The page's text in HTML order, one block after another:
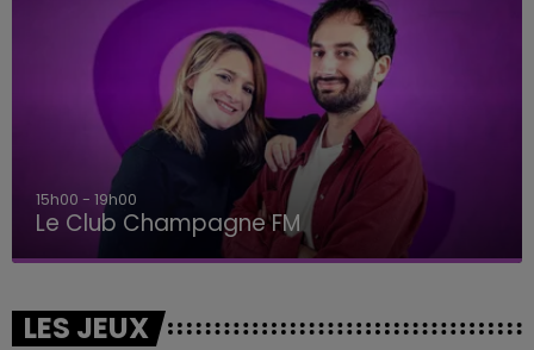
15h00 - 19h00
Le Club Champagne FM
LES JEUX